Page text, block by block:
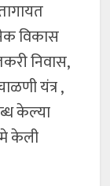
विकास
निवास,
यंत्र ,
केल्या
केली